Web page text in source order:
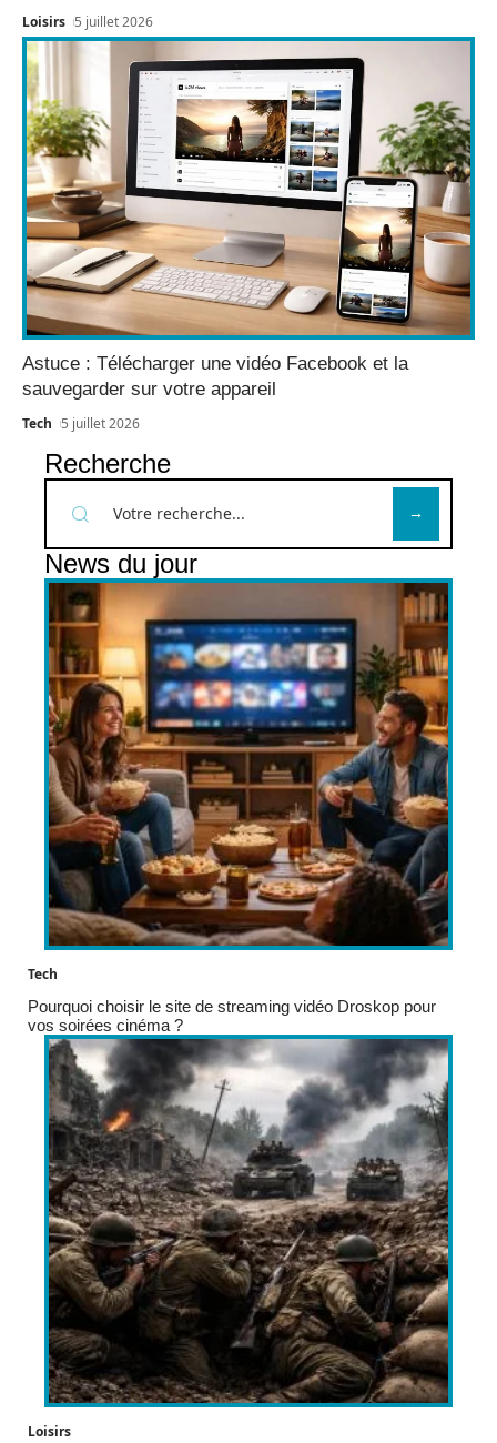
Loisirs 5 juillet 2026
Astuce : Télécharger une vidéo Facebook et la
sauvegarder sur votre appareil
Tech 5 juillet 2026
Recherche
News du jour
Tech
Pourquoi choisir le site de streaming vidéo Droskop pour
vos soirées cinéma ?
Loisirs